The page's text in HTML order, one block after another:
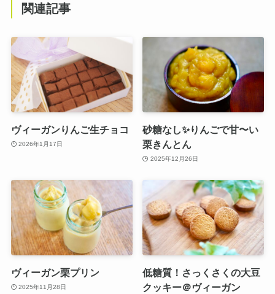
関連記事
ヴィーガンりんご生チョコ
2026年1月17日
砂糖なし✨りんごで甘〜い
栗きんとん
2025年12月26日
ヴィーガン栗プリン
2025年11月28日
低糖質！さっくさくの大豆
クッキー＠ヴィーガン